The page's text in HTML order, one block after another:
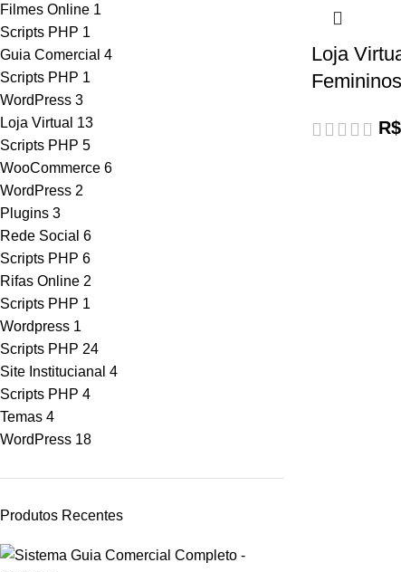
Filmes Online 1
Scripts PHP 1
Guia Comercial 4
Scripts PHP 1
WordPress 3
Loja Virtual 13
Scripts PHP 5
WooCommerce 6
WordPress 2
Plugins 3
Rede Social 6
Scripts PHP 6
Rifas Online 2
Scripts PHP 1
Wordpress 1
Scripts PHP 24
Site Institucianal 4
Scripts PHP 4
Temas 4
WordPress 18
Produtos Recentes
Loja
R$